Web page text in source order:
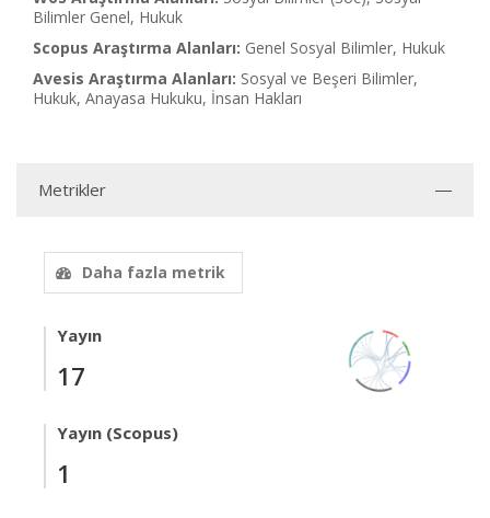
Bilimler Genel, Hukuk
Scopus Araştırma Alanları: Genel Sosyal Bilimler, Hukuk
Avesis Araştırma Alanları: Sosyal ve Beşeri Bilimler,
Hukuk, Anayasa Hukuku, İnsan Hakları
Metrikler
Daha fazla metrik
Yayın
17
Yayın (Scopus)
1